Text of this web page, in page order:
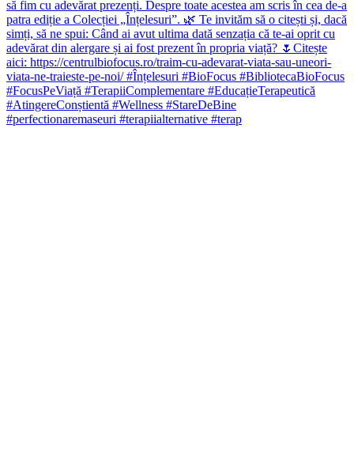
#perfectionaremaseuri #terapiialternative #terap